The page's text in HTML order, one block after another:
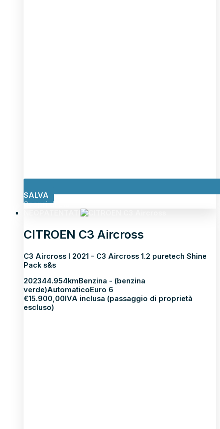
SALVA
Scopri di più
CITROEN C3 Aircross
C3 Aircross I 2021 – C3 Aircross 1.2 puretech Shine
Pack s&s
202344.954kmBenzina - (benzina
verde)AutomaticoEuro 6
€15.900,00IVA inclusa (passaggio di proprietà
escluso)